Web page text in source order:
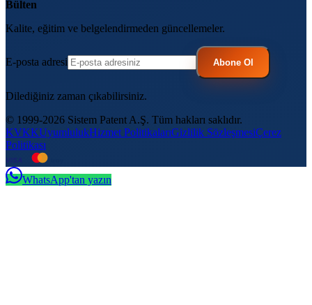
Bülten
Kalite, eğitim ve belgelendirmeden güncellemeler.
E-posta adresi Abone Ol
Dilediğiniz zaman çıkabilirsiniz.
© 1999-2026 Sistem Patent A.Ş. Tüm hakları saklıdır.
KVKKUyumlulukHizmet PolitikalarıGizlilik SözleşmesiÇerez
Politikası
WhatsApp'tan yazın